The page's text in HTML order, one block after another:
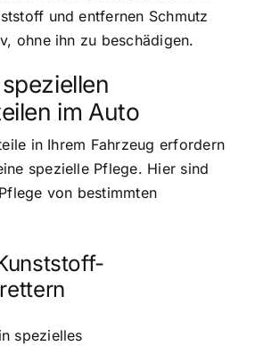
und entfernen Schmutz
ohne ihn zu beschädigen.
im Auto
in Ihrem Fahrzeug erfordern
spezielle Pflege. Hier sind
von bestimmten
spezielles